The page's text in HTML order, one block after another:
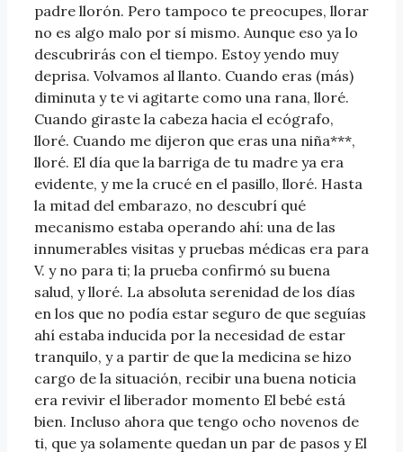
padre llorón. Pero tampoco te preocupes, llorar
no es algo malo por sí mismo. Aunque eso ya lo
descubrirás con el tiempo. Estoy yendo muy
deprisa. Volvamos al llanto. Cuando eras (más)
diminuta y te vi agitarte como una rana, lloré.
Cuando giraste la cabeza hacia el ecógrafo,
lloré. Cuando me dijeron que eras una niña***,
lloré. El día que la barriga de tu madre ya era
evidente, y me la crucé en el pasillo, lloré. Hasta
la mitad del embarazo, no descubrí qué
mecanismo estaba operando ahí: una de las
innumerables visitas y pruebas médicas era para
V. y no para ti; la prueba confirmó su buena
salud, y lloré. La absoluta serenidad de los días
en los que no podía estar seguro de que seguías
ahí estaba inducida por la necesidad de estar
tranquilo, y a partir de que la medicina se hizo
cargo de la situación, recibir una buena noticia
era revivir el liberador momento El bebé está
bien. Incluso ahora que tengo ocho novenos de
ti, que ya solamente quedan un par de pasos y El